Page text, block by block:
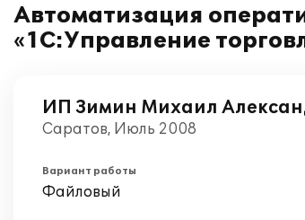
Автоматизация
«1С:Управление
ИП Зимин Михаил
Саратов, Июль 2008
Вариант работы
Файловый